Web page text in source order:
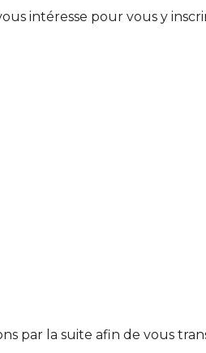
intéresse pour vous y
par la suite afin de vous